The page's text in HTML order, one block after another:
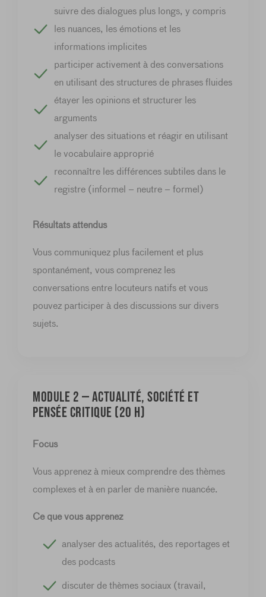
suivre des dialogues plus longs, y compris
les nuances, les émotions et les
informations implicites
participer activement à des conversations
en utilisant des structures de phrases fluides
étayer les opinions et structurer les
arguments
analyser des situations et réagir en utilisant
le vocabulaire approprié
reconnaître les différences subtiles dans le
registre (informel – neutre – formel)
Résultats attendus
Vous communiquez plus facilement et plus
spontanément, vous comprenez les
conversations entre locuteurs natifs et vous
pouvez participer à des discussions sur divers
sujets.
MODULE 2 — Actualité, société et
pensée critique (20 h)
Focus
Vous apprenez à mieux comprendre des thèmes
complexes et à en parler de manière nuancée.
Ce que vous apprenez
analyser des actualités, des reportages et
des podcasts
discuter de thèmes sociaux (travail,